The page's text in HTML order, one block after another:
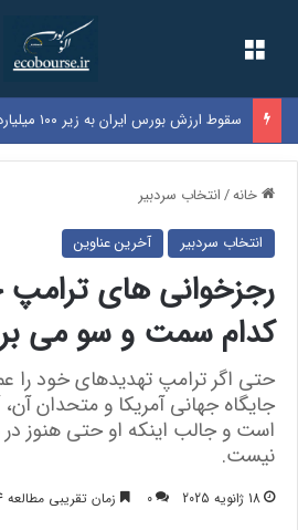
خانه/انتخاب سردبیر
انتخاب سردبیر آخرین عناوین
رجزخوانی های ترامپ
کدام سمت و سو می
حتی اگر ترامپ تهدیدهای خود را
جایگاه جهانی آمریکا و متحدان
است و جالب اینکه او حتی هنوز
نیست.
18 ژانویه 2025 0 زمان تقریبی مطالعه 4 دقیقه